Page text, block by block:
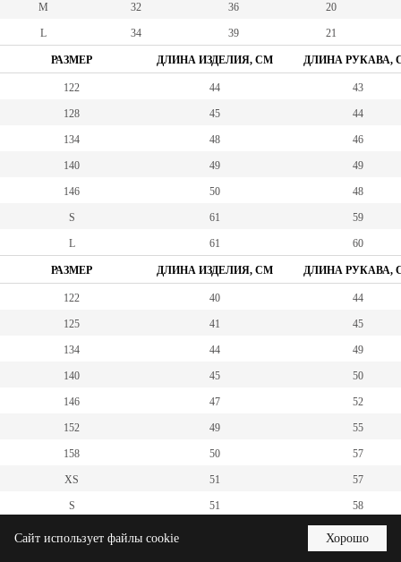
M 32 36 20
L 34 39 21
РАЗМЕР ДЛИНА ИЗДЕЛИЯ, СМ ДЛИНА РУКАВА,
122 44 43
128 45 44
134 48 46
140 49 49
146 50 48
S 61 59
L 61 60
РАЗМЕР ДЛИНА ИЗДЕЛИЯ, СМ ДЛИНА РУКАВА,
122 40 44
125 41 45
134 44 49
140 45 50
146 47 52
152 49 55
158 50 57
XS 51 57
S 51 58
Сайт использует файлы cookie Хорошо